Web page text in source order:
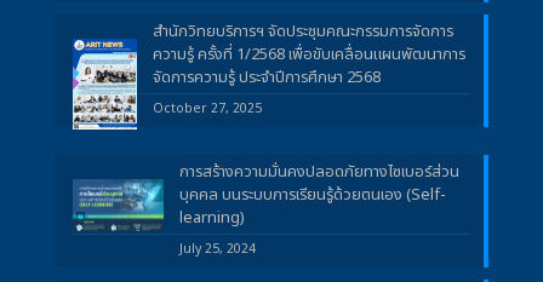
สำนักวิทยบริการฯ จัดประชุมคณะกรรมการจัดการ
ความรู้ ครั้งที่ 1/2568 เพื่อขับเคลื่อนแผนพัฒนาการ
จัดการความรู้ ประจำปีการศึกษา 2568
October 27, 2025
การสร้างความมั่นคงปลอดภัยทางไซเบอร์ส่วน
บุคคล บนระบบการเรียนรู้ด้วยตนเอง (Self-
learning)
July 25, 2024